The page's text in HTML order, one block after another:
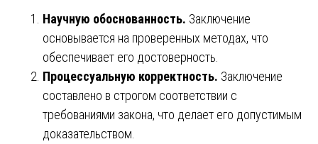
Научную обоснованность. Заключение
основывается на проверенных методах, что
обеспечивает его достоверность.
Процессуальную корректность. Заключение
составлено в строгом соответствии с
требованиями закона, что делает его допустимым
доказательством.